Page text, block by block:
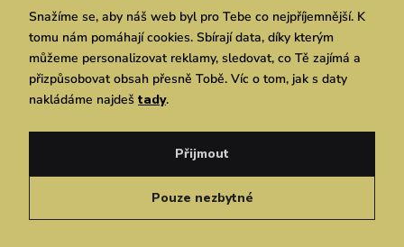
Simplia.cz
Zásady ochrany osobních údajů
Čeština
Snažíme se, aby náš web byl pro Tebe co nejpříjemnější. K
tomu nám pomáhají cookies. Sbírají data, díky kterým
můžeme personalizovat reklamy, sledovat, co Tě zajímá a
přizpůsobovat obsah přesně Tobě. Víc o tom, jak s daty
nakládáme najdeš tady.
Pouze nezbytné
Přijmout